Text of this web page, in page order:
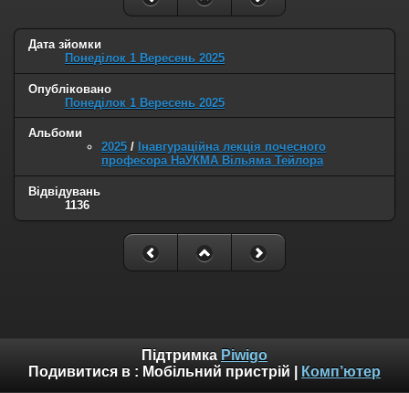
Дата зйомки
Понеділок 1 Вересень 2025
Опубліковано
Понеділок 1 Вересень 2025
Альбоми
2025 / Інавгураційна лекція почесного
професора НаУКМА Вільяма Тейлора
Відвідувань
1136
Підтримка Piwigo
Подивитися в : Мобільний пристрій Комп’ютер